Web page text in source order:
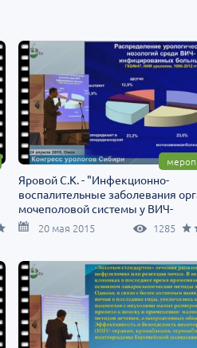
Яровой С.К. - "Инфекционно-
воспалительные заболевания
мочеполовой системы у ВИЧ-
инфицированных пациентов"
20 мая 2015 1285